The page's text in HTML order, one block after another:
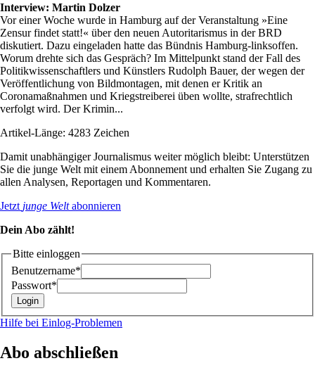
Interview: Martin Dolzer
Vor einer Woche wurde in Hamburg auf der Veranstaltung »Eine
Zensur findet statt!« über den neuen Autoritarismus in der BRD
diskutiert. Dazu eingeladen hatte das Bündnis Hamburg-linksoffen.
Worum drehte sich das Gespräch? Im Mittelpunkt stand der Fall des
Politikwissenschaftlers und Künstlers Rudolph Bauer, der wegen der
Veröffentlichung von Bildmontagen, mit denen er Kritik an
Coronamaßnahmen und Kriegstreiberei üben wollte, strafrechtlich
verfolgt wird. Der Krimin...
Artikel-Länge: 4283 Zeichen
Damit unabhängiger Journalismus weiter möglich bleibt: Unterstützen
Sie die junge Welt mit einem Abonnement und erhalten Sie Zugang zu
allen Analysen, Reportagen und Kommentaren.
Jetzt junge Weltabonnieren
Dein Abo zählt!
Bitte einloggen
Benutzername*
Passwort*
Hilfe bei Einlog-Problemen
Abo abschließen